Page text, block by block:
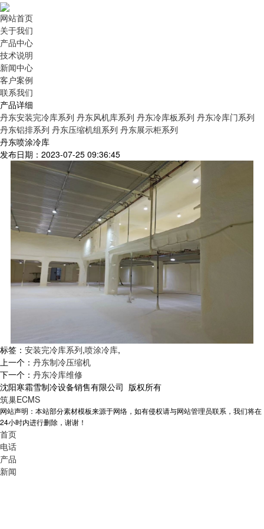
网站首页
关于我们
产品中心
技术说明
新闻中心
客户案例
联系我们
产品详细
丹东安装完冷库系列 丹东风机库系列 丹东冷库板系列 丹东冷库门系列
丹东铝排系列 丹东压缩机组系列 丹东展示柜系列
丹东喷涂冷库
发布日期：2023-07-25 09:36:45
标签： 安装完冷库系列,喷涂冷库,
上一个： 丹东制冷压缩机
下一个： 丹东冷库维修
沈阳寒霜雪制冷设备销售有限公司 版权所有
筑巢ECMS
网站声明：本站部分素材模板来源于网络，如有侵权请与网站管理员联系，我们将在
24小时内进行删除，谢谢！
首页
电话
产品
新闻